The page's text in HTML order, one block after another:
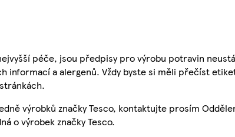
péče, jsou předpisy pro výrobu potravin
informací a alergenů. Vždy byste si měli přečíst
výrobků značky Tesco, kontaktujte prosím
o výrobek značky Tesco.